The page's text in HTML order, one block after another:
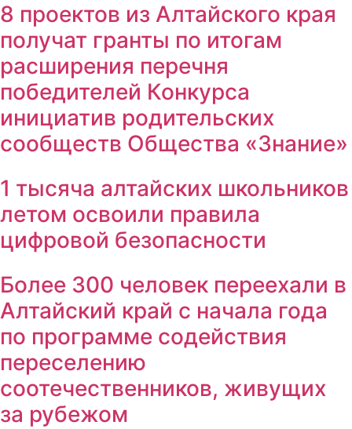
8 проектов из Алтайского края
получат гранты по итогам
расширения перечня
победителей Конкурса
инициатив родительских
сообществ Общества «Знание»
1 тысяча алтайских школьников
летом освоили правила
цифровой безопасности
Более 300 человек переехали в
Алтайский край с начала года
по программе содействия
переселению
соотечественников, живущих
за рубежом